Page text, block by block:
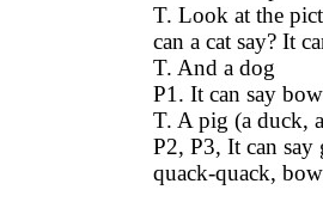
T. Look at the
can a cat say? It
T. And a dog
P1. It can say
T. A pig (a duck,
P2, P3, It can say
quack-quack,